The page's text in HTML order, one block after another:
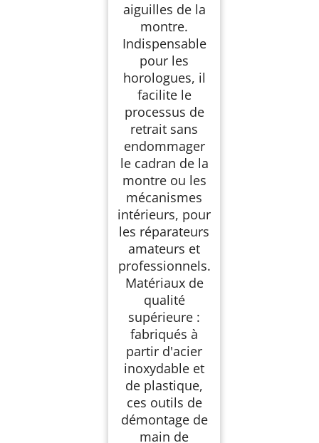
aiguilles de la
montre.
Indispensable
pour les
horologues, il
facilite le
processus de
retrait sans
endommager
le cadran de la
montre ou les
mécanismes
intérieurs, pour
les réparateurs
amateurs et
professionnels.
Matériaux de
qualité
supérieure :
fabriqués à
partir d'acier
inoxydable et
de plastique,
ces outils de
démontage de
main de